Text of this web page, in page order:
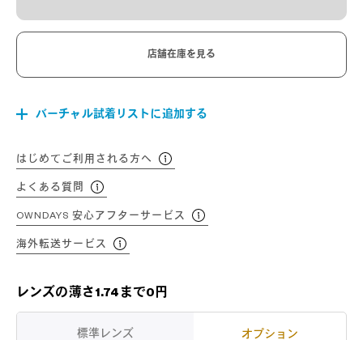
店舗在庫を見る
バーチャル試着リストに追加する
はじめてご利用される方へ
よくある質問
OWNDAYS 安心アフターサービス
海外転送サービス
レンズの薄さ1.74まで0円
標準レンズ オプション